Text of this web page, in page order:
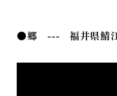
●郷 --- 福井県鯖江